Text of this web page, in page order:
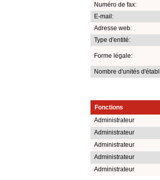
Numéro de fax:
E-mail:
Adresse web:
Type d'entité:
Forme légale:
Nombre d'unités
Fonctions
Administrateur
Administrateur
Administrateur
Administrateur
Administrateur